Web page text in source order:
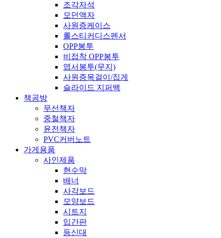
조각자석
모던액자
사원증케이스
롤스티커디스펜서
OPP봉투
비접착 OPP봉투
엽서봉투(무지)
사원증목걸이/집게
슬라이드 지퍼백
책공방
무선책자
중철책자
윤전책자
PVC커버노트
가게용품
사인제품
현수막
배너
사각보드
모양보드
시트지
입간판
등신대